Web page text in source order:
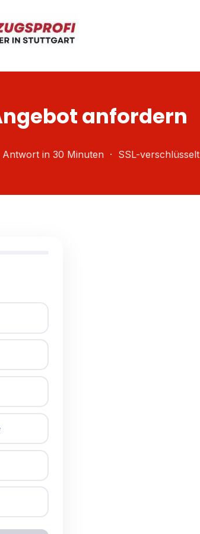
anfordern
in 30 Minuten · SSL-verschlüsselt